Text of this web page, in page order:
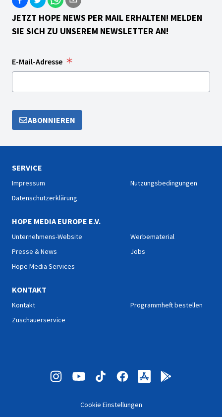
JETZT HOPE NEWS PER MAIL ERHALTEN! MELDEN
SIE SICH ZU UNSEREM NEWSLETTER AN!
E-Mail-Adresse
ABONNIEREN
SERVICE
Impressum
Datenschutzerklärung
Nutzungsbedingungen
HOPE MEDIA EUROPE E.V.
Unternehmens-Website
Presse & News
Hope Media Services
Werbematerial
Jobs
KONTAKT
Kontakt
Zuschauerservice
Programmheft bestellen
Cookie Einstellungen